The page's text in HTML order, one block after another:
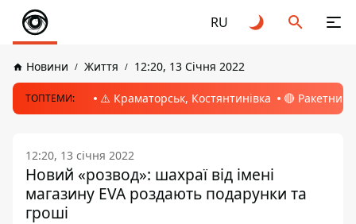
RU
Новини Життя 12:20, 13 Січня 2022
ТОПТЕМИ: ⚠️ Краматорськ, Костянтинівка 🔴 Ракетний
12:20, 13 січня 2022
Новий «розвод»: шахраї від імені
магазину EVA роздають подарунки та
гроші